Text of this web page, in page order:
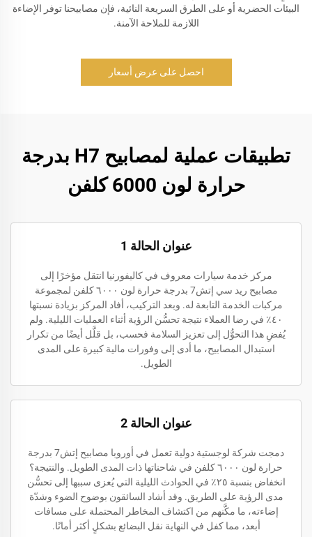
البيئات الحضرية أو على الطرق السريعة النائية، فإن مصابيحنا توفر الإضاءة
اللازمة للملاحة الآمنة.
احصل على عرض أسعار
تطبيقات عملية لمصابيح H7 بدرجة
حرارة لون 6000 كلفن
عنوان الحالة 1
مركز خدمة سيارات معروف في كاليفورنيا انتقل مؤخرًا إلى
مصابيح ريد سي إتش7 بدرجة حرارة لون ٦٠٠٠ كلفن لمجموعة
مركبات الخدمة التابعة له. وبعد التركيب، أفاد المركز بزيادة نسبتها
٤٠٪ في رضا العملاء نتيجة تحسُّن الرؤية أثناء العمليات الليلية. ولم
يُفضِ هذا التحوُّل إلى تعزيز السلامة فحسب، بل قلَّل أيضًا من تكرار
استبدال المصابيح، ما أدى إلى وفورات مالية كبيرة على المدى
الطويل.
عنوان الحالة 2
دمجت شركة لوجستية دولية تعمل في أوروبا مصابيح إتش7 بدرجة
حرارة لون ٦٠٠٠ كلفن في شاحناتها ذات المدى الطويل. والنتيجة؟
انخفاض بنسبة ٢٥٪ في الحوادث الليلية التي يُعزى سببها إلى تحسُّن
مدى الرؤية على الطريق. وقد أشاد السائقون بوضوح الضوء وشدّة
إضاءته، ما مكَّنهم من اكتشاف المخاطر المحتملة على مسافات
أبعد، مما كفل في النهاية نقل البضائع بشكلٍ أكثر أمانًا.